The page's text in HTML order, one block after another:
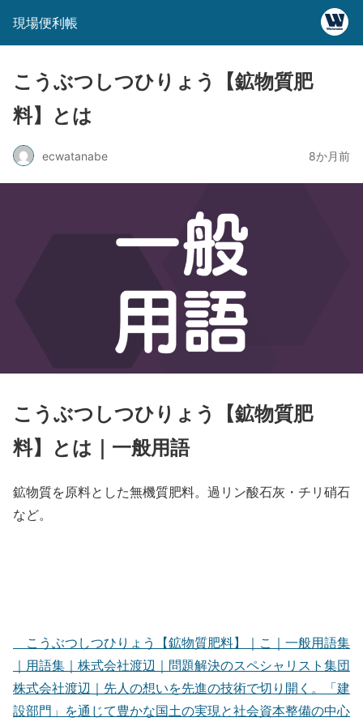
現場便利帳
こうぶつしつひりょう【鉱物質肥
料】とは
ecwatanabe 8か月前
こうぶつしつひりょう【鉱物質肥
料】とは｜一般用語
鉱物質を原料とした無機質肥料。過リン酸石灰・チリ硝石
など。
こうぶつしつひりょう【鉱物質肥料】｜こ｜一般用語集
｜用語集｜株式会社渡辺｜問題解決のスペシャリスト集団
株式会社渡辺｜先人の想いを先進の技術で切り開く。「建
設部門」を通じて豊かな国土の実現と社会資本整備の中心